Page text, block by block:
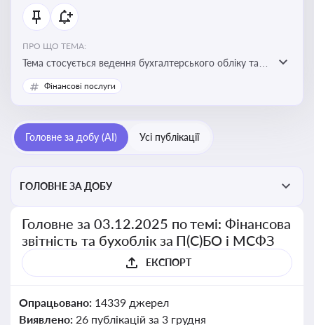
ПРО ЩО ТЕМА:
Тема стосується ведення бухгалтерського обліку та
складання фінансової звітності відповідно до
національних і міжнародних стандартів
Фінансові послуги
Головне за добу (AI) Усі публікації
ГОЛОВНЕ ЗА ДОБУ
Головне за 03.12.2025 по темі: Фінансова
звітність та бухоблік за П(С)БО і МСФЗ
ЕКСПОРТ
Опрацьовано: 14339 джерел
Виявлено: 26 публікацій за 3 грудня